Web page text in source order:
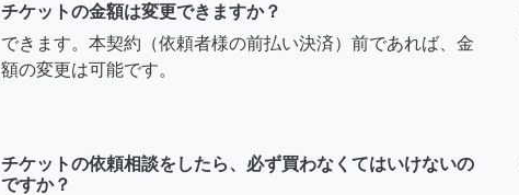
チケットの金額は変更できますか？
できます。本契約（依頼者様の前払い決済）前であれば、金
額の変更は可能です。
チケットの依頼相談をしたら、必ず買わなくてはいけないの
ですか？